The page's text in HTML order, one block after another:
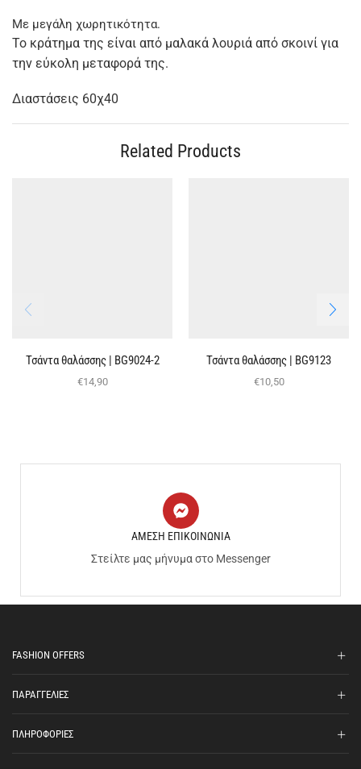
Με μεγάλη χωρητικότητα.
Το κράτημα της είναι από μαλακά λουριά από σκοινί για
την εύκολη μεταφορά της.
Διαστάσεις 60χ40
Related Products
Τσάντα θαλάσσης | BG9024-2
€14,90
Τσάντα θαλάσσης | BG9123
€10,50
ΑΜΕΣΗ ΕΠΙΚΟΙΝΩΝΙΑ
Στείλτε μας μήνυμα στο Messenger
FASHION OFFERS
ΠΑΡΑΓΓΕΛΙΕΣ
ΠΛΗΡΟΦΟΡΙΕΣ